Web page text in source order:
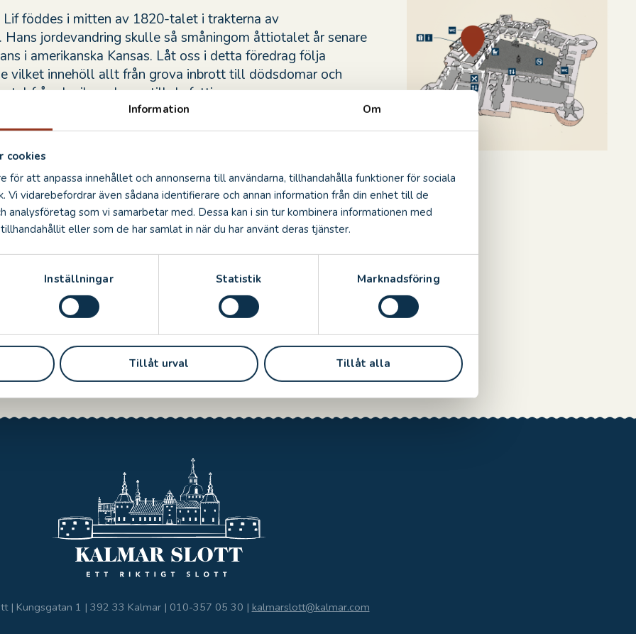
Information Om
cookies
för att anpassa innehållet och annonserna till användarna, tillhandahålla funktioner för sociala
Vi vidarebefordrar även sådana identifierare och annan information från din enhet till de
analysföretag som vi samarbetar med. Dessa kan i sin tur kombinera informationen med
eller som de har samlat in när du har använt deras tjänster.
Inställningar Statistik Marknadsföring
Tillåt urval Tillåt alla
Lif föddes i mitten av 1820-talet i trakterna av
Hans jordevandring skulle så småningom åttiotalet år senare
i amerikanska Kansas. Låt oss i detta föredrag följa
vilket innehöll allt från grova inbrott till dödsdomar och
stal från de rika och gav till de fattiga…
ej.
ej.
på plats om det finns biljetter kvar.
DELA
LINKEDIN
DELA
PINTEREST
| Kungsgatan 1 | 392 33 Kalmar | 010-357 05 30 | kalmarslott@kalmar.com